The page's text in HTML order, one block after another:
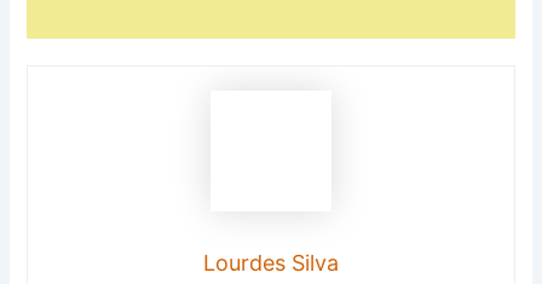
Lourdes Silva